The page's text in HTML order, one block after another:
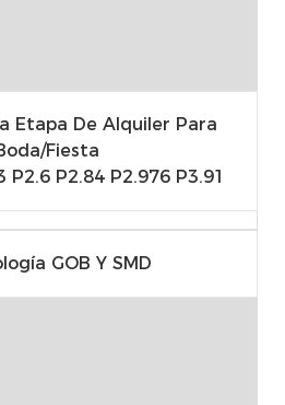
Etapa De Alquiler Para
fiesta
P2.6 P2.84 P2.976 P3.91
GOB Y SMD